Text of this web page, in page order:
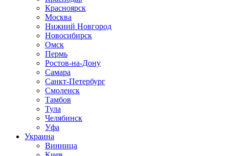
Красноярск
Москва
Нижний Новгород
Новосибирск
Омск
Пермь
Ростов-на-Дону
Самара
Санкт-Петербург
Смоленск
Тамбов
Тула
Челябинск
Уфа
Украина
Винница